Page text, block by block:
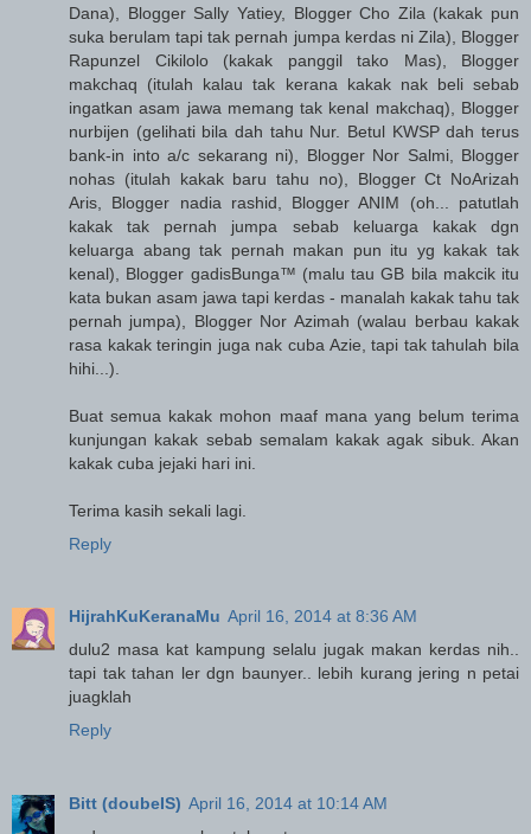
Dana), Blogger Sally Yatiey, Blogger Cho Zila (kakak pun
suka berulam tapi tak pernah jumpa kerdas ni Zila), Blogger
Rapunzel Cikilolo (kakak panggil tako Mas), Blogger
makchaq (itulah kalau tak kerana kakak nak beli sebab
ingatkan asam jawa memang tak kenal makchaq), Blogger
nurbijen (gelihati bila dah tahu Nur. Betul KWSP dah terus
bank-in into a/c sekarang ni), Blogger Nor Salmi, Blogger
nohas (itulah kakak baru tahu no), Blogger Ct NoArizah
Aris, Blogger nadia rashid, Blogger ANIM (oh... patutlah
kakak tak pernah jumpa sebab keluarga kakak dgn
keluarga abang tak pernah makan pun itu yg kakak tak
kenal), Blogger gadisBunga™ (malu tau GB bila makcik itu
kata bukan asam jawa tapi kerdas - manalah kakak tahu tak
pernah jumpa), Blogger Nor Azimah (walau berbau kakak
rasa kakak teringin juga nak cuba Azie, tapi tak tahulah bila
hihi...).
Buat semua kakak mohon maaf mana yang belum terima
kunjungan kakak sebab semalam kakak agak sibuk. Akan
kakak cuba jejaki hari ini.
Terima kasih sekali lagi.
Reply
HijrahKuKeranaMu April 16, 2014 at 8:36 AM
dulu2 masa kat kampung selalu jugak makan kerdas nih..
tapi tak tahan ler dgn baunyer.. lebih kurang jering n petai
juagklah
Reply
Bitt (doubeIS) April 16, 2014 at 10:14 AM